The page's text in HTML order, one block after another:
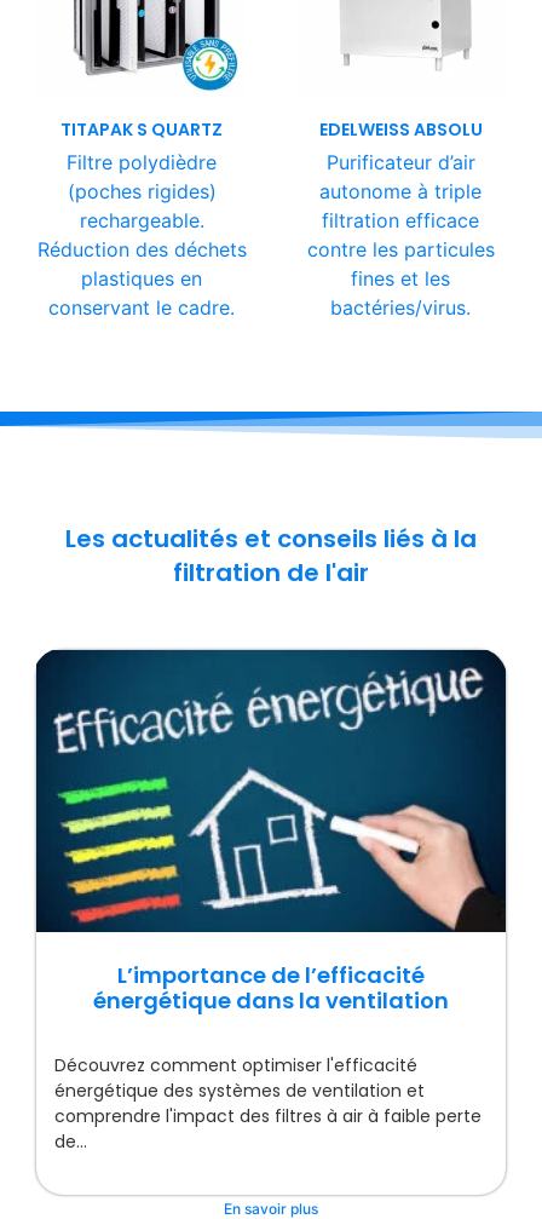
TITAPAK S QUARTZ
Filtre polydièdre
(poches rigides)
rechargeable.
Réduction des déchets
plastiques en
conservant le cadre.
EDELWEISS ABSOLU
Purificateur d’air
autonome à triple
filtration efficace
contre les particules
fines et les
bactéries/virus.
Les actualités et conseils liés à la
filtration de l'air
L’importance de l’efficacité
énergétique dans la ventilation
Découvrez comment optimiser l'efficacité
énergétique des systèmes de ventilation et
comprendre l'impact des filtres à air à faible perte
de...
En savoir plus